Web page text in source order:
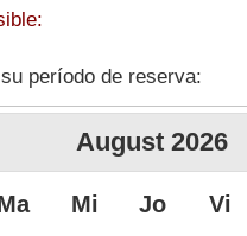
período de reserva:
August 2026
Mi Jo Vi